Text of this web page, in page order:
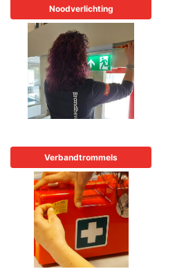
Noodverlichting
Verbandtrommels